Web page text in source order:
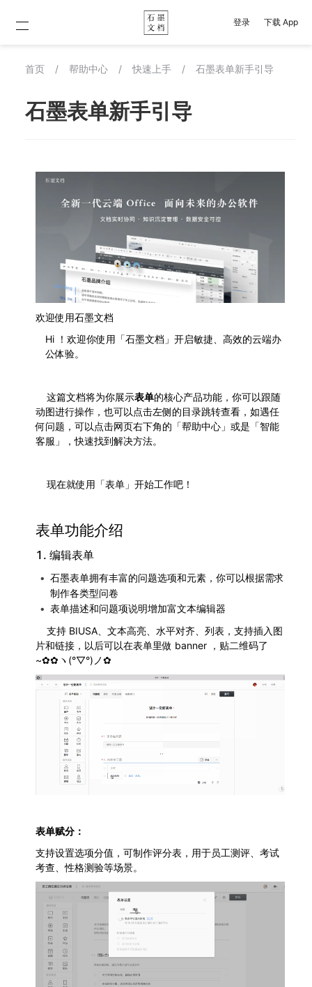
登录 下载 App
首页 / 帮助中心 / 快速上手 / 石墨表单新手引导
石墨表单新手引导
欢迎使用石墨文档
Hi ！欢迎你使用「石墨文档」开启敏捷、高效的云端办
公体验。
	这篇文档将为你展示
表单的核心产品功能，你可以跟随
动图进行操作，也可以点击左侧的目录跳转查看，如遇任
何问题，可以点击网页右下角的「帮助中心」或是「智能
客服」，快速找到解决方法。
	现在就使用「表单」开始工作吧！
表单功能介绍
1. 编辑表单
石墨表单拥有丰富的问题选项和元素，你可以根据需求
制作各类型问卷
表单描述和问题项说明增加富文本编辑器
片和链接，以后可以在表单里做 banner ，贴二维码了
~✿✿ヽ(°▽°)ノ✿
表单赋分：
支持设置选项分值，可制作评分表，用于员工测评、考试
考查、性格测验等场景。